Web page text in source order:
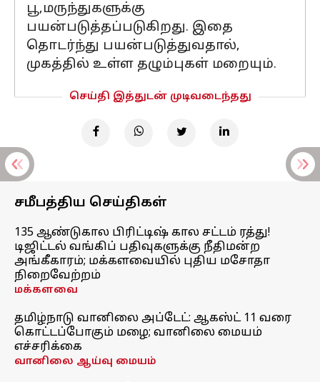
பூ,மருந்துகளுக்கு
பயன்படுத்தப்படுகிறது. இதை
தொடர்ந்து பயன்படுத்துவதால்,
முகத்தில் உள்ள தழும்புகள் மறையும்.
செய்தி இத்துடன் முடிவடைந்தது
சமீபத்திய செய்திகள்
135 ஆண்டுகால பிரிட்டிஷ் கால சட்டம் ரத்து!
டிஜிட்டல் வங்கிப் பதிவுகளுக்கு நீதிமன்ற
அங்கீகாரம்; மக்களவையில் புதிய மசோதா
நிறைவேற்றம்
மக்களவை
தமிழ்நாடு வானிலை அப்டேட்: ஆகஸ்ட் 11 வரை
கொட்டப்போகும் மழை; வானிலை மையம்
எச்சரிக்கை
வானிலை ஆய்வு மையம்